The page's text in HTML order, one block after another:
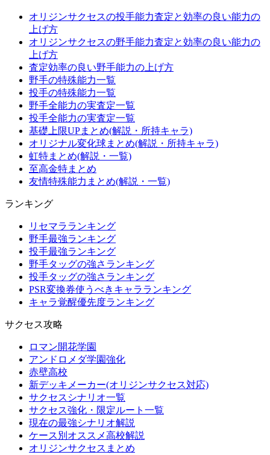
オリジンサクセスの投手能力査定と効率の良い能力の
上げ方
オリジンサクセスの野手能力査定と効率の良い能力の
上げ方
査定効率の良い野手能力の上げ方
野手の特殊能力一覧
投手の特殊能力一覧
野手全能力の実査定一覧
投手全能力の実査定一覧
基礎上限UPまとめ(解説・所持キャラ)
オリジナル変化球まとめ(解説・所持キャラ)
虹特まとめ(解説・一覧)
至高金特まとめ
友情特殊能力まとめ(解説・一覧)
ランキング
リセマラランキング
野手最強ランキング
投手最強ランキング
野手タッグの強さランキング
投手タッグの強さランキング
PSR変換券使うべきキャラランキング
キャラ覚醒優先度ランキング
サクセス攻略
ロマン開花学園
アンドロメダ学園強化
赤壁高校
新デッキメーカー(オリジンサクセス対応)
サクセスシナリオ一覧
サクセス強化・限定ルート一覧
現在の最強シナリオ解説
ケース別オススメ高校解説
オリジンサクセスまとめ